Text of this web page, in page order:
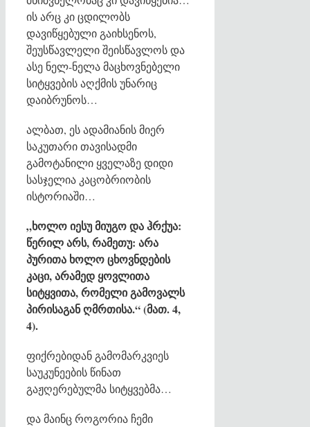
ის არც კი ცდილობს
დავიწყებული გაიხსენოს,
შეუსწავლელი შეისწავლოს და
ასე ნელ-ნელა მაცხოვნებელი
სიტყვების აღქმის უნარიც
დაიბრუნოს…
ალბათ, ეს ადამიანის მიერ
საკუთარი თავისადმი
გამოტანილი ყველაზე დიდი
სასჯელია კაცობრიობის
ისტორიაში…
„ხოლოიესუმიუგოდაჰრქუა:
წერილარს,რამეთუ: არა
პურითა ხოლოცხოვნდების
კაცი,არამედყოვლითა
სიტყვითა,რომელიგამოვალს
პირისაგანღმრთისა.“ (მათ. 4,
4).
ფიქრებიდან გამომარკვიეს
საუკუნეების წინათ
გაჟღერებულმა სიტყვებმა…
და მაინც როგორია ჩემი